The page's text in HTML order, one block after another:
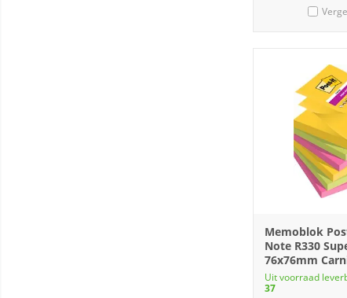
Memoblok
Note R330
76x76mm
Uit voorraad
37